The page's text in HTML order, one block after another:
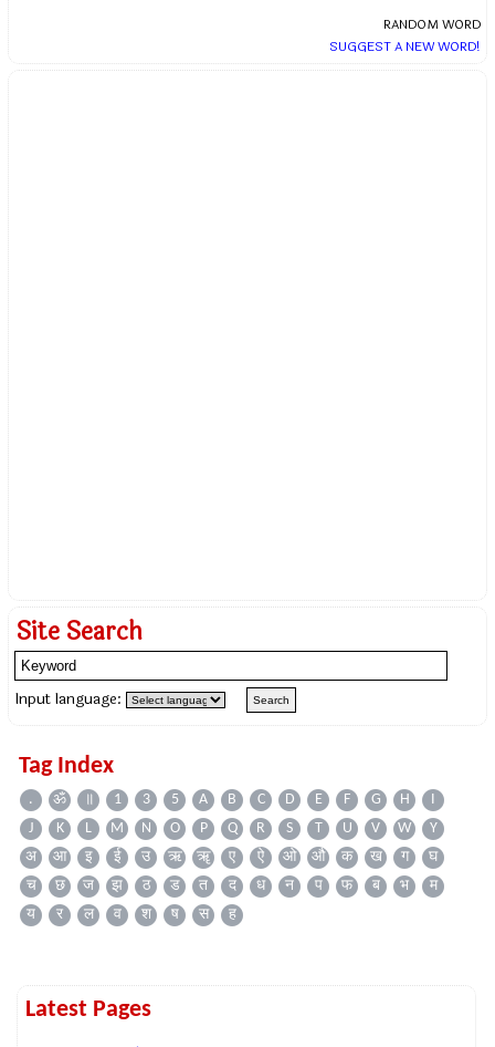
RANDOM WORD
SUGGEST A NEW WORD!
Site Search
Input language:
Tag Index
. ॐ ॥ 1 3 5 A B C D E F G H
I
J
K L M N O P Q R S T U V W
Y
अ
आ इ ई उ ऋ ॠ ए ऐ ओ औ क ख ग
घ
च
छ ज झ ठ ड त द ध न प फ ब भ
म
य
र ल व श ष स ह
Latest Pages